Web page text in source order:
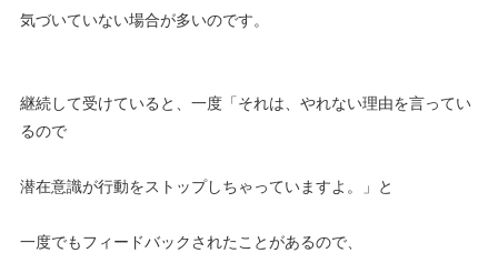
気づいていない場合が多いのです。
継続して受けていると、一度「それは、やれない理由を言ってい
るので
潜在意識が行動をストップしちゃっていますよ。」と
一度でもフィードバックされたことがあるので、